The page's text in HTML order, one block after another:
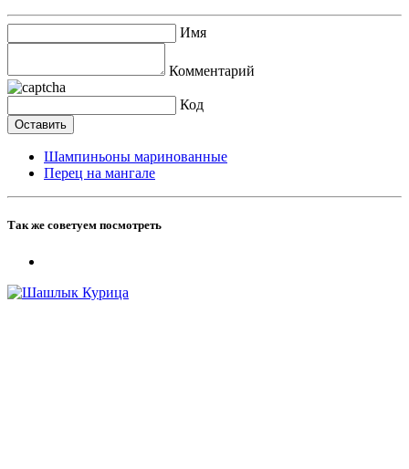
Имя
Комментарий
Код
Шампиньоны маринованные
Перец на мангале
Так же советуем посмотреть